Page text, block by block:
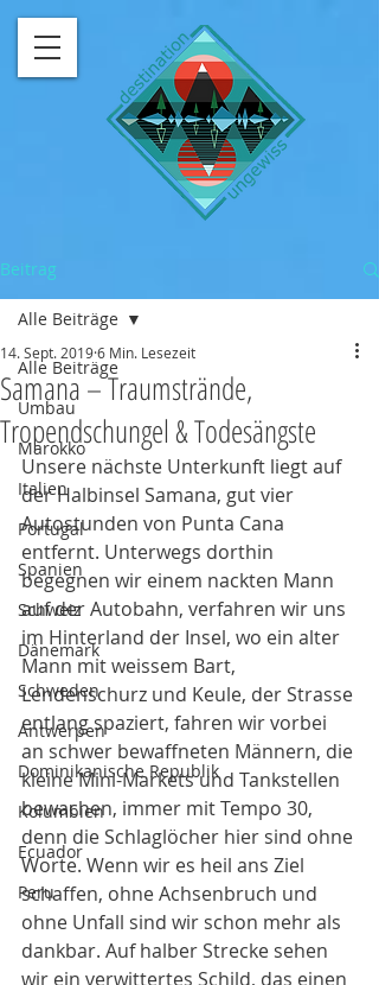
Beitrag
Alle Beiträge
Umbau
Marokko
Italien
Portugal
Spanien
Schweiz
Dänemark
Schweden
Antwerpen
Dominikanische Republik
Kolumbien
Ecuador
Peru
Alle Beiträge
Samana – Traumstrände,
Tropendschungel & Todesängste
14. Sept. 20196 Min. Lesezeit
Unsere nächste Unterkunft liegt auf
der Halbinsel Samana, gut vier
Autostunden von Punta Cana
entfernt. Unterwegs dorthin
begegnen wir einem nackten Mann
auf der Autobahn, verfahren wir uns
im Hinterland der Insel, wo ein alter
Mann mit weissem Bart,
Lendenschurz und Keule, der Strasse
entlang spaziert, fahren wir vorbei
an schwer bewaffneten Männern, die
kleine Mini-Markets und Tankstellen
bewachen, immer mit Tempo 30,
denn die Schlaglöcher hier sind ohne
Worte. Wenn wir es heil ans Ziel
schaffen, ohne Achsenbruch und
ohne Unfall sind wir schon mehr als
dankbar. Auf halber Strecke sehen
wir ein verwittertes Schild, das einen